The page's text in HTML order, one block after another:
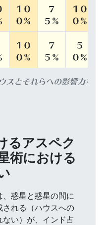
スとそれらへの影響力を
１０
０％
７
５％
１０
０％
１０
０％
７
５％
５
０％
るアスペク
術における
惑星と惑星の間に
れる（ハウスへの
い）が、インド占